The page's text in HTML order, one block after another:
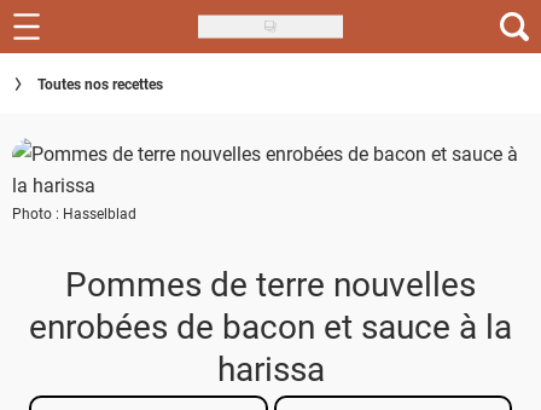
Skip
to
main
Recettes
Inspirations
Conseils
Index des recettes
Toutes nos recettes
Photo : Hasselblad
Pommes de terre nouvelles
enrobées de bacon et sauce à la
harissa